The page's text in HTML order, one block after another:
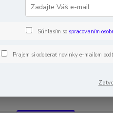
EUR Od
Súhlasím so spracovaním
Prajem si odoberať novinky e-mailom